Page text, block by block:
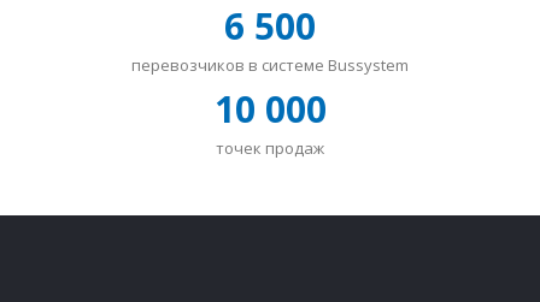
6 500
перевозчиков в системе Bussystem
10 000
точек продаж